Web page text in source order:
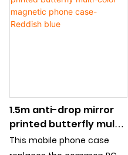
increases the cosmetic
mirror function, is a
customization
1.5m anti-drop mirror
printed butterfly multi-
color magnetic phone
This mobile phone case